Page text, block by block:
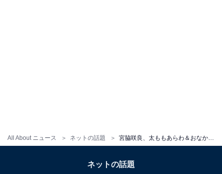
All About ニュース ネットの話題
ネットの話題